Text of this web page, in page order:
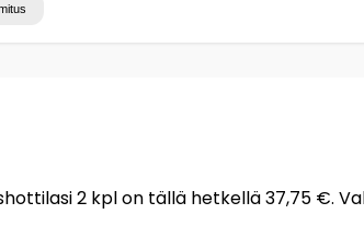
2 kpl on tällä hetkellä 37,75 €.